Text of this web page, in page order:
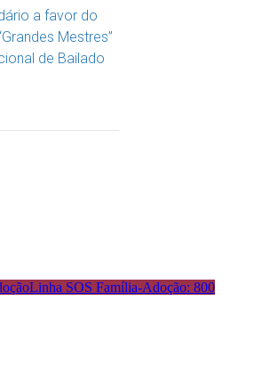
a favor do
Mestres”
de Bailado
Linha SOS Família-Adoção: 800